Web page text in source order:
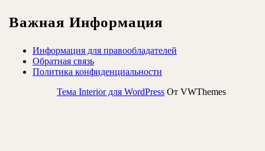
Важная Информация
Информация для правообладателей
Обратная связь
Политика конфиденциальности
Тема Interior для WordPress От VWThemes